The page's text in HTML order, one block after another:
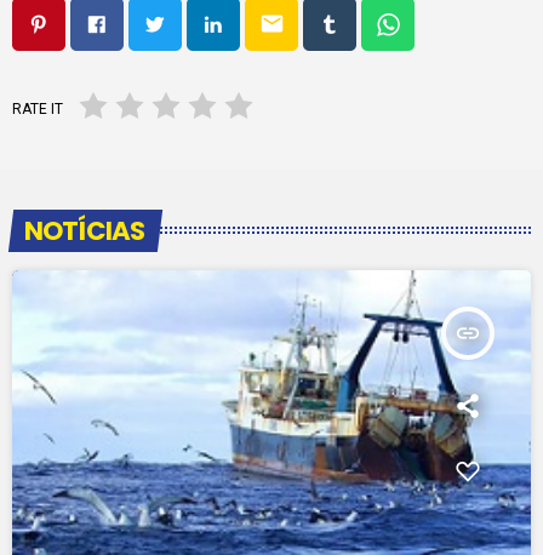
email
RATE IT
NOTÍCIAS
insert_link